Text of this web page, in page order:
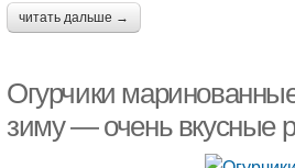
читать дальше →
Огурчики
зиму — очень вкусные